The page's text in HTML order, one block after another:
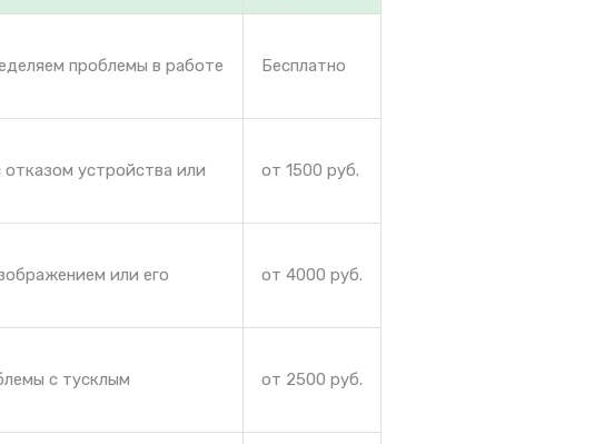
проблемы в работе
Бесплатно
устройства или
от 1500 руб.
или его
от 4000 руб.
с тусклым
от 2500 руб.